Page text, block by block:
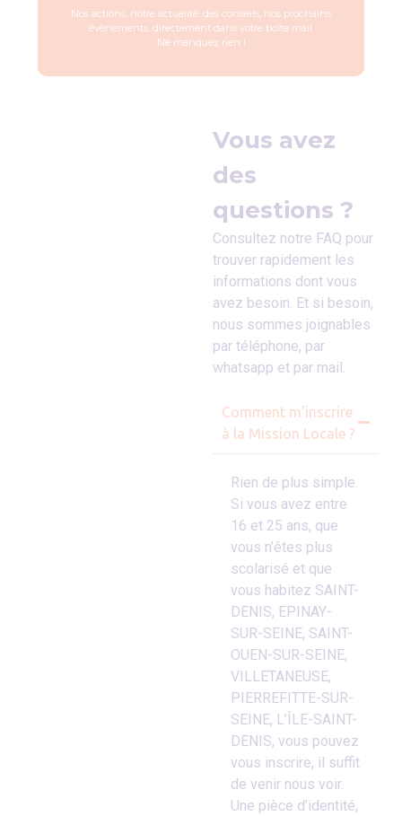
Nos actions, notre actualité, des conseils, nos prochains
évènements, directement dans votre boîte mail.
Ne manquez rien !
Vous avez
des
questions ?
Consultez notre FAQ pour
trouver rapidement les
informations dont vous
avez besoin. Et si besoin,
nous sommes joignables
par téléphone, par
whatsapp et par mail.
Comment m’inscrire
à la Mission Locale ?
Rien de plus simple.
Si vous avez entre
16 et 25 ans, que
vous n’êtes plus
scolarisé et que
vous habitez SAINT-
DENIS, EPINAY-
SUR-SEINE, SAINT-
OUEN-SUR-SEINE,
VILLETANEUSE,
PIERREFITTE-SUR-
SEINE, L’ÎLE-SAINT-
DENIS, vous pouvez
vous inscrire, il suffit
de venir nous voir.
Une pièce d’identité,